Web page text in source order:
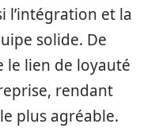
l’intégration et la
solide. De
le lien de loyauté
rendant
plus agréable.